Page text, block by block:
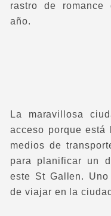
rastro de romance
año.
La maravillosa
acceso porque está
medios de
para planificar un
este St Gallen.
de viajar en la